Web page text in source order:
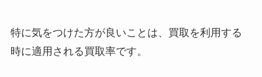
特に気をつけた方が良いことは、買取を利用する
時に適用される買取率です。